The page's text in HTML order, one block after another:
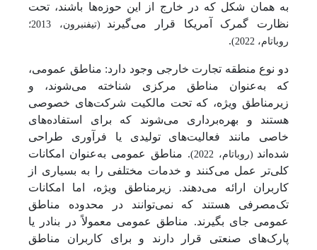
به همان شکل که در خارج از این حوزه‌ها باشند، تحت
نظارت گمرک آمریکا قرار می‌گیرند
(تیفنبرون، 2013؛
روباتام، 2022)
.
دو نوع منطقه تجارت خارجی وجود دارد: مناطق عمومی،
که به‌عنوان مناطق مرکزی شناخته می‌شوند، و
زیرمناطق ویژه، که تحت مالکیت شرکت‌های خصوصی
هستند و بهره‌برداری می‌شوند که برای استفاده‌های
خاصی مانند فعالیت‌های تولیدی یا فرآوری طراحی
شده‌اند (روباتام، 2022)
. مناطق عمومی به‌عنوان امکانات
کلی‌تر عمل می‌کنند و خدمات مختلفی را به بسیاری از
کاربران ارائه می‌دهند. زیرمناطق ویژه، اما امکانات
تک‌مصرفی هستند که نمی‌توانند در محدوده مناطق
عمومی جای بگیرند. مناطق عمومی معمولاً در بنادر یا
پارک‌های صنعتی قرار دارند و برای کاربران مناطق